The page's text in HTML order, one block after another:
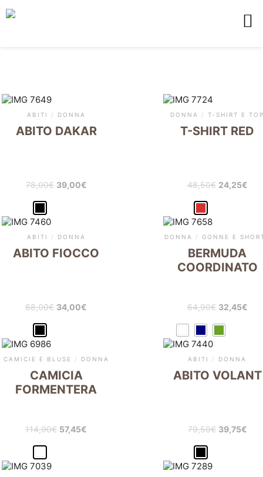
DONNA / T-SHIRT E
T-SHIRT RED
48,50€ 24,25€
ABITI / DONNA
ABITO DAKAR
78,00€ 39,00€
DONNA / GONNE E
BERMUDA
COORDINATO
64,90€ 32,45€
ABITI / DONNA
ABITO FIOCCO
68,00€ 34,00€
ABITI / DONNA
ABITO VOLANT
79,50€ 39,75€
CAMICIE E BLUSE / DONNA
CAMICIA
FORMENTERA
114,90€ 57,45€